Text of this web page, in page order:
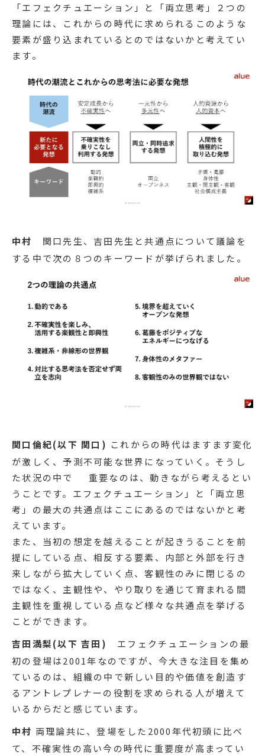
「エフェクチュエーション」と「両立思考」２つの
理論には、これからの時代に求められるこのような
要素が盛り込まれているとのではないかと考えてい
ます。
中村
関口先生、吉田先生と共通点について議論を
する中で次の８つのキーワードが挙げられました。
関口倫紀(以下 関口) これからの時代はますます変化
が激しく、予測不可能な世界になっていく。そうし
た状況の中で 重要なのは、動きながら考えるとい
うことです。エフェクチュエーション」と「両立思
考」の最大の共通点はここにあるのではないかと考
えています。
また、当初の想定を越えることが起きうることを前
提にしている点、相反する要素、内部と外部を行き
来しながら拡大していく点、客観性のみに閉じるの
ではなく、主観性や、やり取りを通じて育まれる間
主観性を重視している点など様々な共通点を挙げる
ことができます。
吉田満梨(以下 吉田)
エフェクチュエーションの最
初の登場は2001年なのですが、今大きな注目を集め
ているのは、組織の中で新しい目的や価値を創造す
るアントレプレナーの役割を求められる人が増えて
いるからだと感じています。
中村 両理論共に、登場をした2000年代初頭に比べ
て、不確実性の高い今の時代に重要度が高まってい